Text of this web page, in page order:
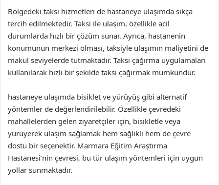
Bölgedeki taksi hizmetleri de hastaneye ulaşımda sıkça
tercih edilmektedir. Taksi ile ulaşım, özellikle acil
durumlarda hızlı bir çözüm sunar. Ayrıca, hastanenin
konumunun merkezi olması, taksiyle ulaşımın maliyetini de
makul seviyelerde tutmaktadır. Taksi çağırma uygulamaları
kullanılarak hızlı bir şekilde taksi çağırmak mümkündür.
hastaneye ulaşımda bisiklet ve yürüyüş gibi alternatif
yöntemler de değerlendirilebilir. Özellikle çevredeki
mahallelerden gelen ziyaretçiler için, bisikletle veya
yürüyerek ulaşım sağlamak hem sağlıklı hem de çevre
dostu bir seçenektir. Marmara Eğitim Araştırma
Hastanesi’nin çevresi, bu tür ulaşım yöntemleri için uygun
yollar sunmaktadır.